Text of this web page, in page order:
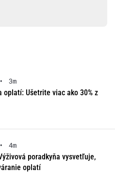
•
3m
oplatí: Ušetrite viac ako 30% z
•
4m
poradkyňa vysvetľuje,
oplatí